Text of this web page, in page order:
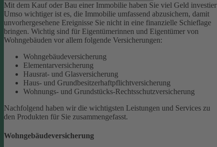
Mit dem Kauf oder Bau einer Immobilie haben Sie viel Geld
Umso wichtiger ist es, die Immobilie umfassend abzusichern, damit
unvorhergesehene Ereignisse Sie nicht in eine finanzielle Schieflage
bringen. Wichtig sind für Eigentümerinnen und Eigentümer von
Wohngebäuden vor allem folgende Versicherungen:
Wohngebäudeversicherung
Elementarversicherung
Hausrat- und Glasversicherung
Haus- und Grundbesitzerhaftpflichtversicherung
Wohnungs- und Grundstücks-Rechtsschutzversicherung
Nachfolgend haben wir die wichtigsten Leistungen und Services zu
den Produkten für Sie zusammengefasst.
Wohngebäudeversicherung